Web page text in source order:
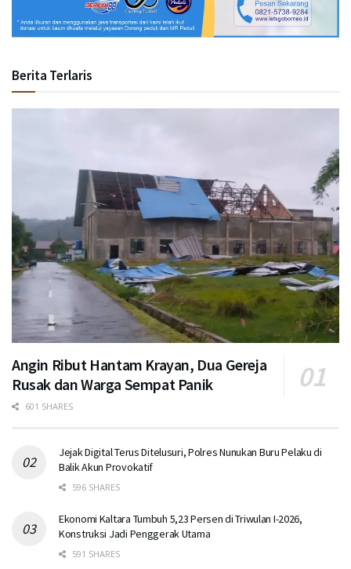
Berita Terlaris
Angin Ribut Hantam Krayan, Dua Gereja
Rusak dan Warga Sempat Panik
601 SHARES
Jejak Digital Terus Ditelusuri, Polres Nunukan Buru Pelaku di
Balik Akun Provokatif
596 SHARES
Ekonomi Kaltara Tumbuh 5,23 Persen di Triwulan I-2026,
Konstruksi Jadi Penggerak Utama
591 SHARES